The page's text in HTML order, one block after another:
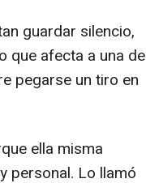
guardar silencio,
que afecta a una de
pegarse un tiro en
ella misma
personal. Lo llamó